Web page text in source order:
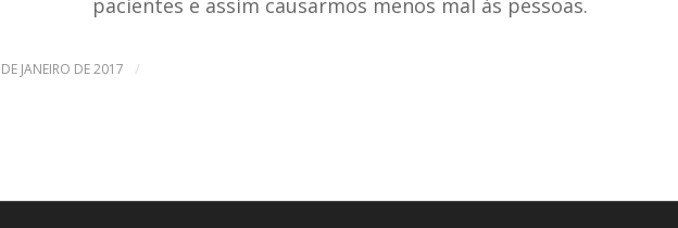
pacientes e assim causarmos menos mal às pessoas.
JANEIRO DE 2017 /